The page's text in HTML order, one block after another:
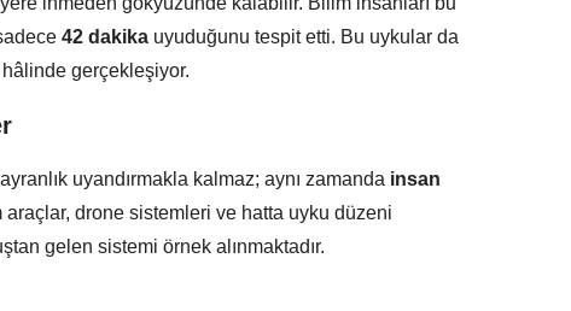
42 dakika uyuduğunu tespit etti. Bu uykular da
gerçekleşiyor.
uyandırmakla kalmaz; aynı zamanda insan
araçlar, drone sistemleri ve hatta uyku düzeni
gelen sistemi örnek alınmaktadır.